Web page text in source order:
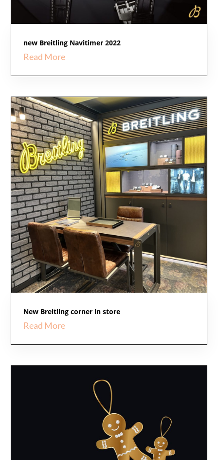
new Breitling Navitimer 2022
Read More
New Breitling corner in store
Read More